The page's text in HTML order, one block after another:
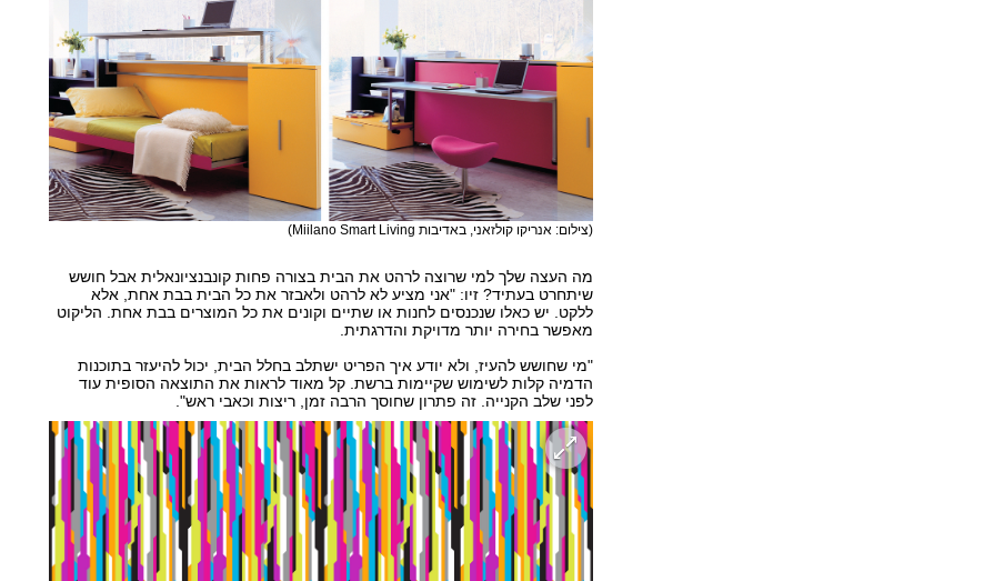
(צילום: אנריקו קולזאני, באדיבות Miilano Smart Living)
מה העצה שלך למי שרוצה לרהט את הבית בצורה פחות קונבנציונאלית אבל חושש
שיתחרט בעתיד? זיו: "אני מציע לא לרהט ולאבזר את כל הבית בבת אחת, אלא
ללקט. יש כאלו שנכנסים לחנות או שתיים וקונים את כל המוצרים בבת אחת. הליקוט
מאפשר בחירה יותר מדויקת והדרגתית.
"מי שחושש להעיז, ולא יודע איך הפריט ישתלב בחלל הבית, יכול להיעזר בתוכנות
הדמיה קלות לשימוש שקיימות ברשת. קל מאוד לראות את התוצאה הסופית עוד
לפני שלב הקנייה. זה פתרון שחוסך הרבה זמן, ריצות וכאבי ראש".